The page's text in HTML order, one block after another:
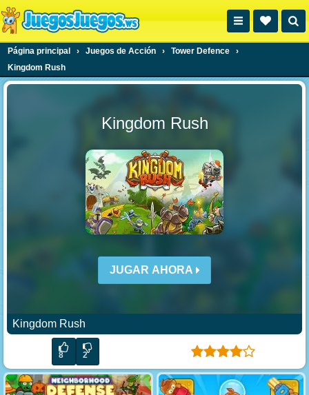
Página principal › Juegos de Acción › Tower Defence
›
Kingdom Rush
Kingdom Rush
JUGAR AHORA
Kingdom Rush
8 2